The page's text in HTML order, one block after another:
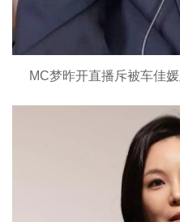
MC梦昨开直播斥被车佳